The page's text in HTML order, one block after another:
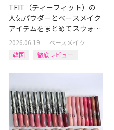
TFIT（ティーフィット）の
人気パウダーとベースメイク
アイテムをまとめてスウォッ
チつきレビュー！
2026.06.19 ｜ ベースメイク
韓国
徹底レビュー
BBクリーム